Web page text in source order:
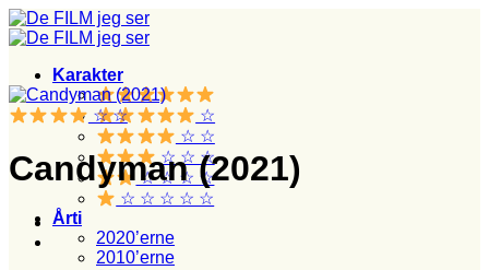
Fortsæt
til
Karakter
☆
☆ ☆
☆ ☆ ☆
☆ ☆ ☆ ☆
☆ ☆ ☆ ☆ ☆
Årti
2020’erne
2010’erne
☆ ☆
Candyman (2021)